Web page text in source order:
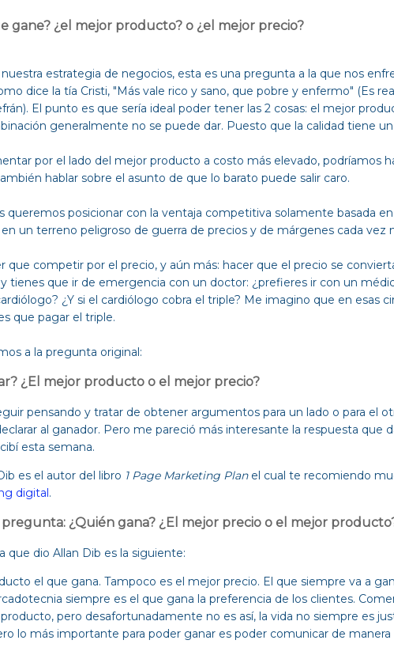
gane? ¿el mejor producto? o ¿el mejor precio?
estrategia de negocios, esta es una pregunta a la que nos
dice la tía Cristi, "Más vale rico y sano, que pobre y enfermo" (Es
El punto es que sería ideal poder tener las 2 cosas: el mejor
generalmente no se puede dar. Puesto que la calidad tiene
por el lado del mejor producto a costo más elevado, podríamos
hablar sobre el asunto de que lo barato puede salir caro.
queremos posicionar con la ventaja competitiva solamente basada
un terreno peligroso de guerra de precios y de márgenes cada vez
que competir por el precio, y aún más: hacer que el precio se
tienes que ir de emergencia con un doctor: ¿prefieres ir con un
¿Y si el cardiólogo cobra el triple? Me imagino que en esas
que pagar el triple.
a la pregunta original:
¿El mejor producto o el mejor precio?
pensando y tratar de obtener argumentos para un lado o para el
al ganador. Pero me pareció más interesante la respuesta que
esta semana.
es el autor del libro 1 Page Marketing Planel cual te recomiendo
digital.
pregunta: ¿Quién gana? ¿El mejor precio o el mejor
que dio Allan Dib es la siguiente:
el que gana. Tampoco es el mejor precio. El que siempre va a
siempre es el que gana la preferencia de los clientes.
pero desafortunadamente no es así, la vida no siempre es
lo más importante para poder ganar es poder comunicar de